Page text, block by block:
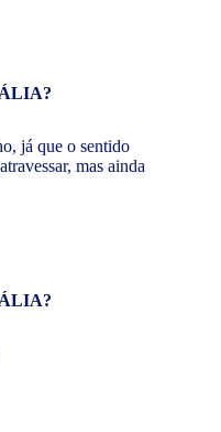
já que o sentido
mas ainda